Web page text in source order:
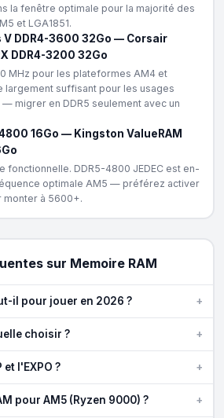
la fenêtre optimale pour la majorité des
et LGA1851.
V DDR4-3600 32Go — Corsair
DDR4-3200 32Go
MHz pour les plateformes AM4 et
largement suffisant pour les usages
migrer en DDR5 seulement avec un
16Go — Kingston ValueRAM
fonctionnelle. DDR5-4800 JEDEC est en-
optimale AM5 — préférez activer
monter à 5600+.
sur Memoire RAM
il pour jouer en 2026 ? +
choisir ? +
l'EXPO ? +
pour AM5 (Ryzen 9000) ? +